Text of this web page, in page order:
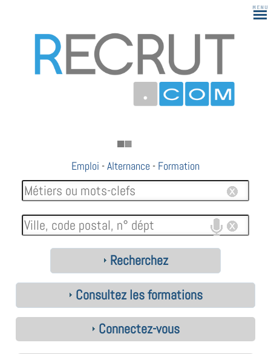
Emploi -Alternance - Formation
Recherchez
Consultez les formations
Connectez-vous